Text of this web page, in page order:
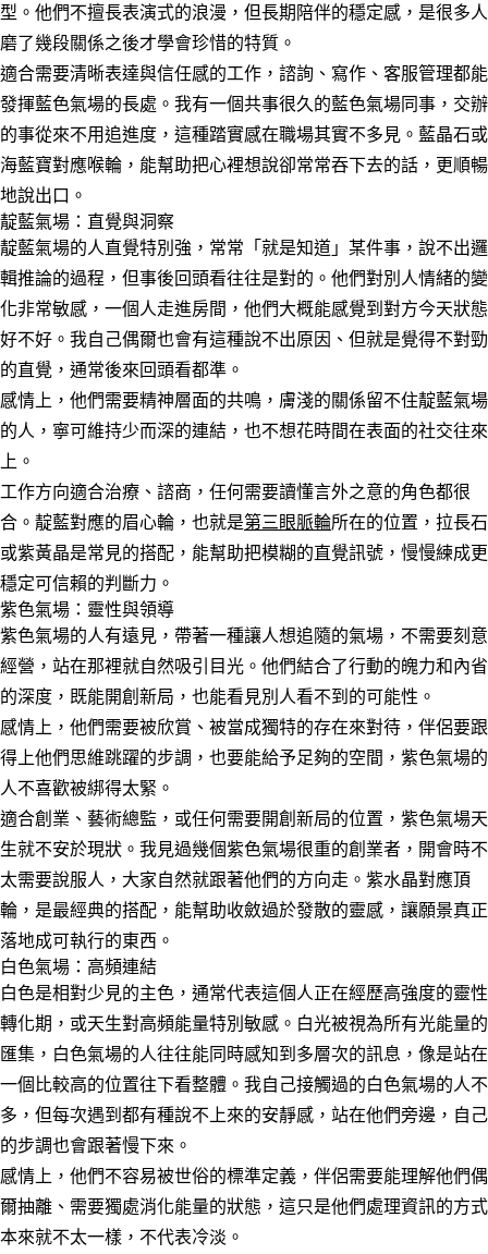
型。他們不擅長表演式的浪漫，但長期陪伴的穩定感，是很多人
磨了幾段關係之後才學會珍惜的特質。
適合需要清晰表達與信任感的工作，諮詢、寫作、客服管理都能
發揮藍色氣場的長處。我有一個共事很久的藍色氣場同事，交辦
的事從來不用追進度，這種踏實感在職場其實不多見。藍晶石或
海藍寶對應喉輪，能幫助把心裡想說卻常常吞下去的話，更順暢
地說出口。
靛藍氣場：直覺與洞察
靛藍氣場的人直覺特別強，常常「就是知道」某件事，說不出邏
輯推論的過程，但事後回頭看往往是對的。他們對別人情緒的變
化非常敏感，一個人走進房間，他們大概能感覺到對方今天狀態
好不好。我自己偶爾也會有這種說不出原因、但就是覺得不對勁
的直覺，通常後來回頭看都準。
感情上，他們需要精神層面的共鳴，膚淺的關係留不住靛藍氣場
的人，寧可維持少而深的連結，也不想花時間在表面的社交往來
上。
工作方向適合治療、諮商，任何需要讀懂言外之意的角色都很
合。靛藍對應的眉心輪，也就是第三眼脈輪所在的位置，拉長石
或紫黃晶是常見的搭配，能幫助把模糊的直覺訊號，慢慢練成更
穩定可信賴的判斷力。
紫色氣場：靈性與領導
紫色氣場的人有遠見，帶著一種讓人想追隨的氣場，不需要刻意
經營，站在那裡就自然吸引目光。他們結合了行動的魄力和內省
的深度，既能開創新局，也能看見別人看不到的可能性。
感情上，他們需要被欣賞、被當成獨特的存在來對待，伴侶要跟
得上他們思維跳躍的步調，也要能給予足夠的空間，紫色氣場的
人不喜歡被綁得太緊。
適合創業、藝術總監，或任何需要開創新局的位置，紫色氣場天
生就不安於現狀。我見過幾個紫色氣場很重的創業者，開會時不
太需要說服人，大家自然就跟著他們的方向走。紫水晶對應頂
輪，是最經典的搭配，能幫助收斂過於發散的靈感，讓願景真正
落地成可執行的東西。
白色氣場：高頻連結
白色是相對少見的主色，通常代表這個人正在經歷高強度的靈性
轉化期，或天生對高頻能量特別敏感。白光被視為所有光能量的
匯集，白色氣場的人往往能同時感知到多層次的訊息，像是站在
一個比較高的位置往下看整體。我自己接觸過的白色氣場的人不
多，但每次遇到都有種說不上來的安靜感，站在他們旁邊，自己
的步調也會跟著慢下來。
感情上，他們不容易被世俗的標準定義，伴侶需要能理解他們偶
爾抽離、需要獨處消化能量的狀態，這只是他們處理資訊的方式
本來就不太一樣，不代表冷淡。